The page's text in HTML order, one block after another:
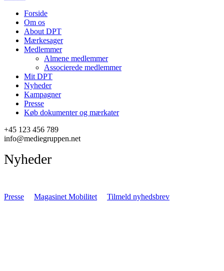
Forside
Om os
About DPT
Mærkesager
Medlemmer
Almene medlemmer
Associerede medlemmer
Mit DPT
Nyheder
Kampagner
Presse
Køb dokumenter og mærkater
+45 123 456 789
info@mediegruppen.net
Nyheder
Presse Magasinet Mobilitet Tilmeld nyhedsbrev